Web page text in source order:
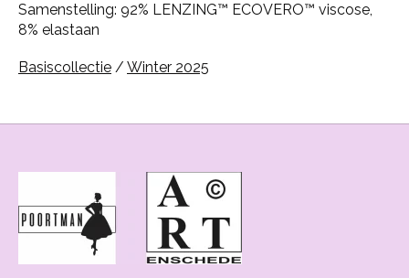
Samenstelling: 92% LENZING™ ECOVERO™ viscose,
8% elastaan
Basiscollectie / Winter 2025